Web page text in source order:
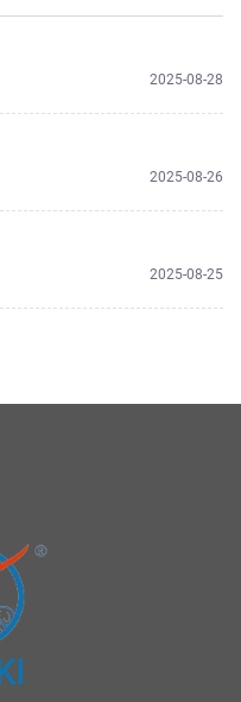
2025-08-28
2025-08-26
2025-08-25